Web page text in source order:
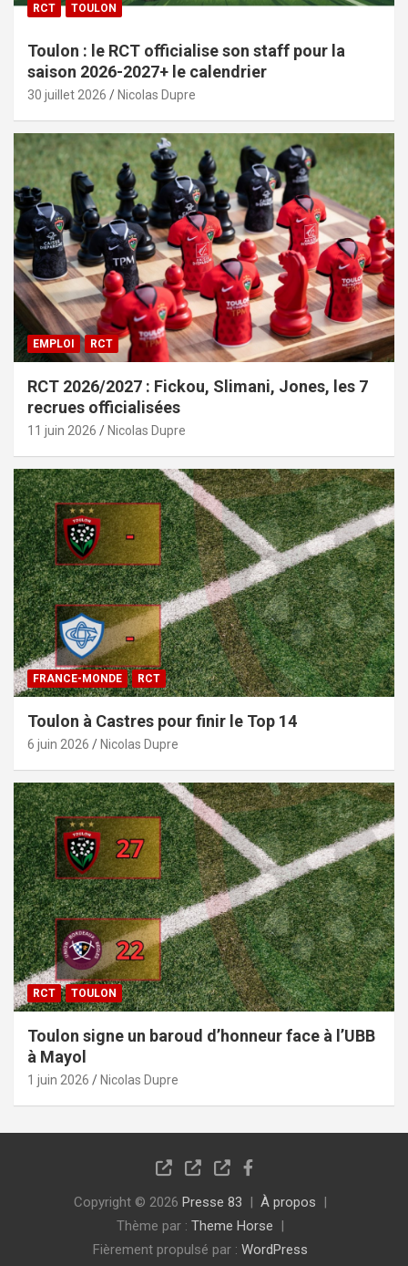
RCT TOULON
Toulon : le RCT officialise son staff pour la
saison 2026-2027+ le calendrier
30 juillet 2026 Nicolas Dupre
EMPLOI RCT
RCT 2026/2027 : Fickou, Slimani, Jones, les 7
recrues officialisées
11 juin 2026 Nicolas Dupre
FRANCE-MONDE RCT
Toulon à Castres pour finir le Top 14
6 juin 2026 Nicolas Dupre
RCT TOULON
Toulon signe un baroud d’honneur face à l’UBB
à Mayol
1 juin 2026 Nicolas Dupre
Copyright © 2026 Presse 83
À propos
Thème par : Theme Horse
Fièrement propulsé par : WordPress